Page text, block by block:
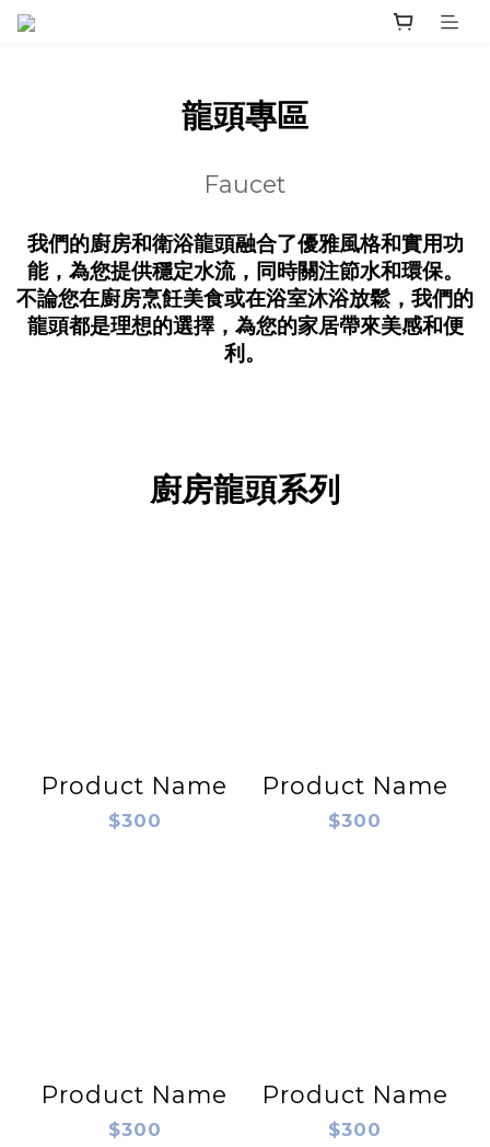
龍頭專區
Faucet
我們的廚房和衛浴龍頭融合了優雅風格和實用功
能，為您提供穩定水流，同時關注節水和環保。
不論您在廚房烹飪美食或在浴室沐浴放鬆，我們的
龍頭都是理想的選擇，為您的家居帶來美感和便
利。
廚房龍頭系列
Product Name
$300
Product Name
$300
Product Name
$300
Product Name
$300